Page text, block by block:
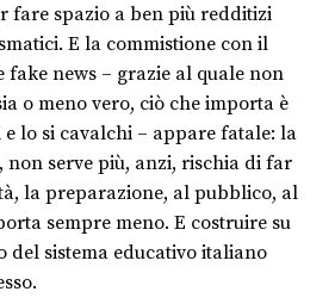
fare spazio a ben più redditizi
E la commistione con il
news – grazie al quale non
o meno vero, ciò che importa è
e lo si cavalchi – appare fatale: la
serve più, anzi, rischia di far
la preparazione, al pubblico, al
sempre meno. E costruire su
del sistema educativo italiano